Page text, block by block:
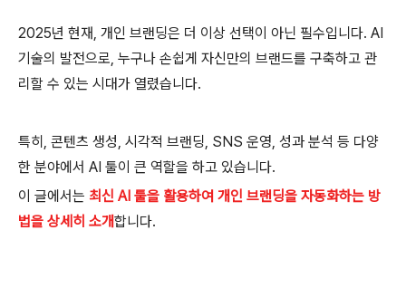
2025년 현재, 개인 브랜딩은 더 이상 선택이 아닌 필수입니다. AI
기술의 발전으로, 누구나 손쉽게 자신만의 브랜드를 구축하고 관
리할 수 있는 시대가 열렸습니다.
특히, 콘텐츠 생성, 시각적 브랜딩, SNS 운영, 성과 분석 등 다양
한 분야에서 AI 툴이 큰 역할을 하고 있습니다.
이 글에서는 최신 AI 툴을 활용하여 개인 브랜딩을 자동화하는 방
법을 상세히 소개합니다.